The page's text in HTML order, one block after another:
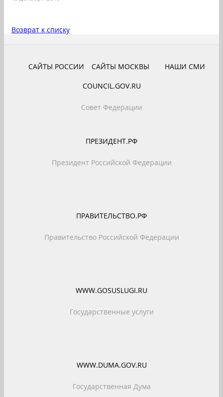
Возврат к списку
САЙТЫ РОССИИ САЙТЫ МОСКВЫ НАШИ СМИ
COUNCIL.GOV.RU
Совет Федерации
ПРЕЗИДЕНТ.РФ
Президент Российской Федерации
ПРАВИТЕЛЬСТВО.РФ
Правительство Российской Федерации
WWW.GOSUSLUGI.RU
Государственные услуги
WWW.DUMA.GOV.RU
Государственная Дума